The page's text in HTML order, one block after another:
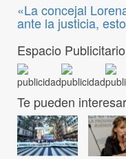
«La concejal
ante la justicia,
Espacio Publicitario
Te pueden interesar